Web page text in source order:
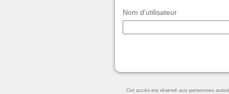
Nom d'utilisateur
Cet accès est réservé aux personnes